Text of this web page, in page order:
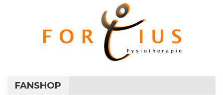
FANSHOP